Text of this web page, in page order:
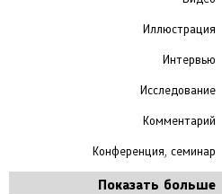
Иллюстрация
Интервью
Исследование
Комментарий
Конференция, семинар
Показать больше